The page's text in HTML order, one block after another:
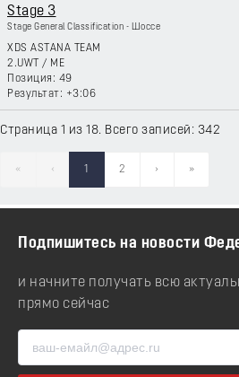
Stage 3
Stage General Classification - Шоссе
XDS ASTANA TEAM
2.UWT / ME
49
+3:06
Страница 1 из 18. Всего записей: 342
« ‹ 1 2 › »
Подпишитесь на новости
и начните получать всю
прямо сейчас